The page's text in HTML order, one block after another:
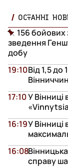
ОСТАННІ
156 бойових
зведення
добу
Від 1,5 до
19:10
У Вінниці
17:10
У
16:19
справу
16:08